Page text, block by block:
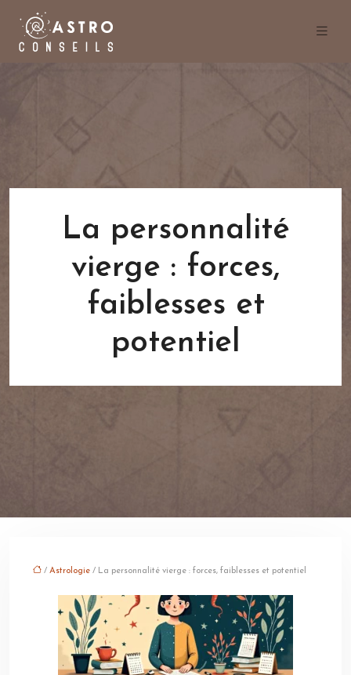
La personnalité
vierge : forces,
faiblesses et
potentiel
/ Astrologie / La personnalité vierge : forces, faiblesses et potentiel